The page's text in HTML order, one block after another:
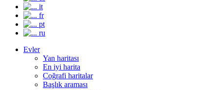
it
fr
pt
ru
Evler
Yan haritası
En iyi harita
Coğrafi haritalar
Başlık araması